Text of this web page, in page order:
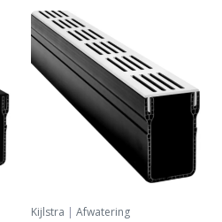
Kijlstra | Afwatering